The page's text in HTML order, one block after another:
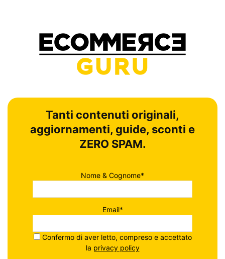
Tanti contenuti originali,
aggiornamenti, guide, sconti e
ZERO SPAM.
Nome & Cognome*
Email*
Confermo di aver letto, compreso e accettato
la privacy policy